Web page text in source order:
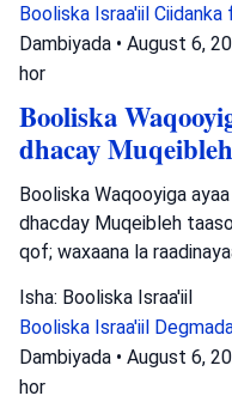
Booliska Israa'iil Ciidanka
Dambiyada • August 6,
hor
Booliska
dhacay Muqeibleh
Booliska Waqooyiga
dhacday Muqeibleh
qof; waxaana la
Isha: Booliska Israa'iil
Booliska Israa'iil
Dambiyada • August 6,
hor